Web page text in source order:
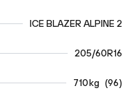
ICE BLAZER ALPINE 2
205/60R16
710kg (96)